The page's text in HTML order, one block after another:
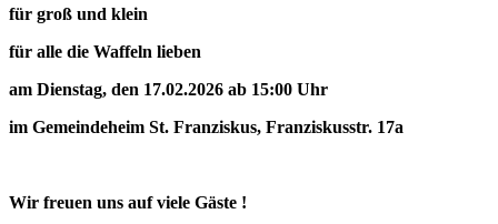
für groß und klein
für alle die Waffeln lieben
am Dienstag, den 17.02.2026 ab 15:00 Uhr
im Gemeindeheim St. Franziskus, Franziskusstr. 17a
Wir freuen uns auf viele Gäste !